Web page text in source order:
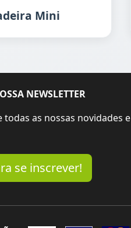
Mini
NEWSLETTER
as nossas novidades e
se inscrever!